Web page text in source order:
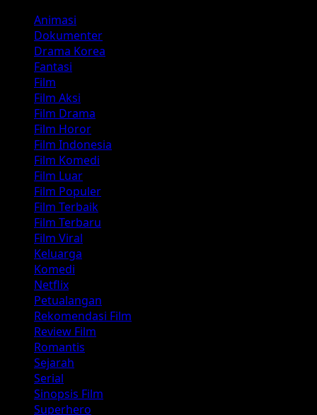
Animasi
Dokumenter
Drama Korea
Fantasi
Film
Film Aksi
Film Drama
Film Horor
Film Indonesia
Film Komedi
Film Luar
Film Populer
Film Terbaik
Film Terbaru
Film Viral
Keluarga
Komedi
Netflix
Petualangan
Rekomendasi Film
Review Film
Romantis
Sejarah
Serial
Sinopsis Film
Superhero